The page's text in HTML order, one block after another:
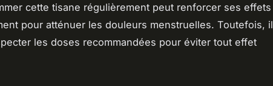
cette tisane régulièrement peut renforcer ses effets
pour atténuer les douleurs menstruelles. Toutefois, il
les doses recommandées pour éviter tout effet